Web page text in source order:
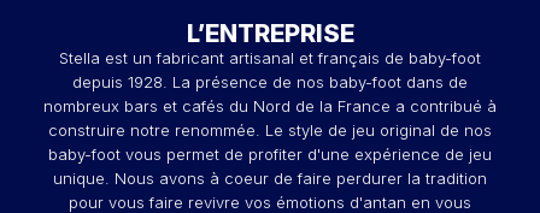
L’ENTREPRISE
Stella est un fabricant artisanal et français de baby-foot
depuis 1928. La présence de nos baby-foot dans de
nombreux bars et cafés du Nord de la France a contribué à
construire notre renommée. Le style de jeu original de nos
baby-foot vous permet de profiter d'une expérience de jeu
unique. Nous avons à coeur de faire perdurer la tradition
pour vous faire revivre vos émotions d'antan en vous